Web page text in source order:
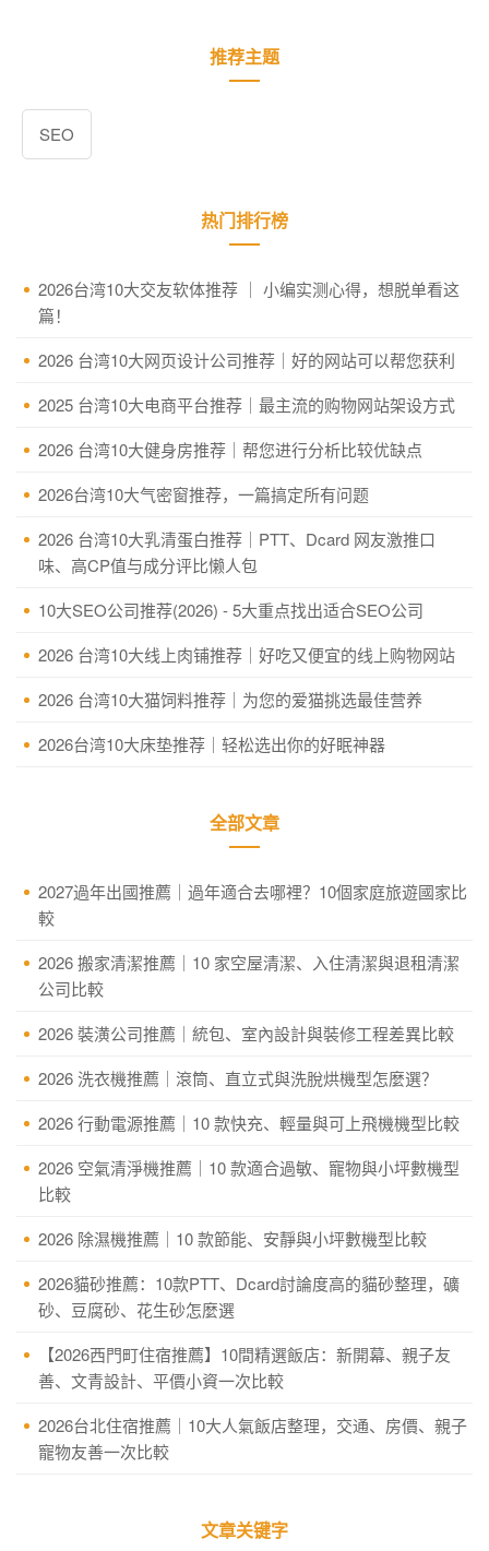
推荐主题
SEO
热门排行榜
2026台湾10大交友软体推荐 ｜ 小编实测心得，想脱单看这
篇！
2026 台湾10大网页设计公司推荐｜好的网站可以帮您获利
2025 台湾10大电商平台推荐｜最主流的购物网站架设方式
2026 台湾10大健身房推荐｜帮您进行分析比较优缺点
2026台湾10大气密窗推荐，一篇搞定所有问题
2026 台湾10大乳清蛋白推荐｜PTT、Dcard 网友激推口
味、高CP值与成分评比懒人包
10大SEO公司推荐(2026) - 5大重点找出适合SEO公司
2026 台湾10大线上肉铺推荐｜好吃又便宜的线上购物网站
2026 台湾10大猫饲料推荐｜为您的爱猫挑选最佳营养
2026台湾10大床垫推荐｜轻松选出你的好眠神器
全部文章
2027過年出國推薦｜過年適合去哪裡？10個家庭旅遊國家比
較
2026 搬家清潔推薦｜10 家空屋清潔、入住清潔與退租清潔
公司比較
2026 裝潢公司推薦｜統包、室內設計與裝修工程差異比較
2026 洗衣機推薦｜滾筒、直立式與洗脫烘機型怎麼選？
2026 行動電源推薦｜10 款快充、輕量與可上飛機機型比較
2026 空氣清淨機推薦｜10 款適合過敏、寵物與小坪數機型
比較
2026 除濕機推薦｜10 款節能、安靜與小坪數機型比較
2026貓砂推薦：10款PTT、Dcard討論度高的貓砂整理，礦
砂、豆腐砂、花生砂怎麼選
【2026西門町住宿推薦】10間精選飯店：新開幕、親子友
善、文青設計、平價小資一次比較
2026台北住宿推薦｜10大人氣飯店整理，交通、房價、親子
寵物友善一次比較
文章关键字